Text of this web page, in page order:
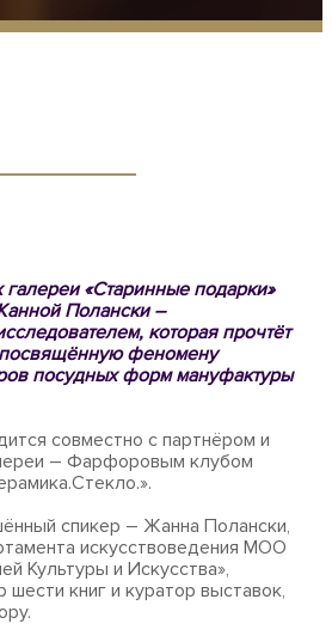
галереи «Старинные подарки»
Полански –
которая прочтёт
феномену
посудных форм мануфактуры
совместно с партнёром и
– Фарфоровым клубом
спикер – Жанна Полански,
искусствоведения МОО
Культуры и Искусства»,
шести книг и куратор выставок,